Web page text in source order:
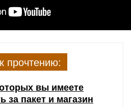
прочтению:
вы имеете
за пакет и магазин